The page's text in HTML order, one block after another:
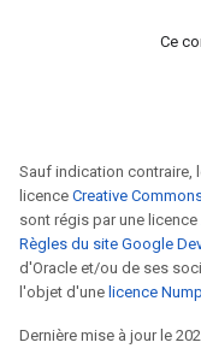
Ce
Sauf indication contraire,
licence Creative
sont régis par une licence
Règles du site Google
d'Oracle et/ou de ses
l'objet d'une licence
Dernière mise à jour le